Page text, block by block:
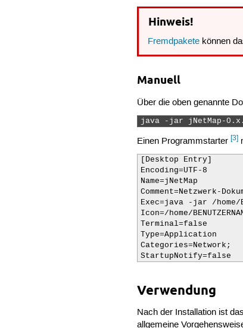
Hinweis!
Fremdpakete können
Manuell
Über die oben genannte
java -jar jNetMap-
Einen Programmstarter[3]
[Desktop Entry]
Encoding=UTF-8
Name=jNetMap
Comment=Netzwerk-
Exec=java -jar /home/
Icon=/home/
Terminal=false
Type=Application
Categories=Network;
StartupNotify=false
Verwendung
Nach der Installation ist
allgemeine